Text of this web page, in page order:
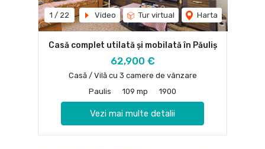
1 / 22 Video Tur virtual Harta
Casă complet utilată și mobilată în Păuliș
62,900 €
Casă / Vilă cu 3 camere de vânzare
Paulis
109 mp 1900
Vezi mai multe detalii